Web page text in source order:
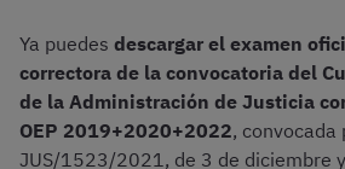
Ya puedes descargar el examen
correctora de la convocatoria del
de la Administración de Justicia
OEP 2019+2020+2022, convocada
JUS/1523/2021, de 3 de diciembre